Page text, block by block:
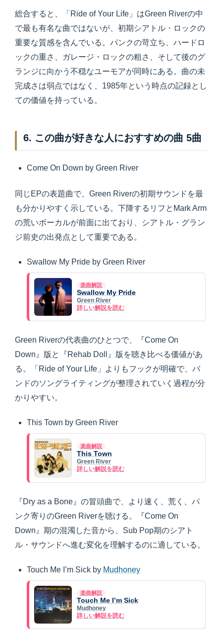
総合すると、「Ride of Your Life」はGreen Riverの中
で最も有名な曲ではないが、初期シアトル・ロックの
重要な質感を含んでいる。パンクの苛立ち、ハードロ
ックの重さ、ガレージ・ロックの粗さ、そして後のグ
ランジに向かう不穏なユーモアが同時にある。曲の未
完成さは弱点ではなく、1985年という時点の記録とし
ての価値を持っている。
6. この曲が好きな人におすすめの曲 5曲
Come On Down by Green River
同じEPの表題曲で、Green Riverの初期サウンドを最
も分かりやすく示している。下降するリフとMark Arm
の荒いボーカルが前面に出ており、シアトル・グラン
ジ前史の出発点として重要である。
Swallow My Pride by Green River
楽曲解説
Swallow My Pride
Green River
詳しい解説を読む
Green Riverの代表曲のひとつで、『Come On
Down』版と『Rehab Doll』版を聴き比べる価値があ
る。「Ride of Your Life」よりもフックが明確で、バ
ンドのソングライティングが整理されていく過程が分
かりやすい。
This Town by Green River
楽曲解説
This Town
Green River
詳しい解説を読む
『Dry as a Bone』の冒頭曲で、より速く、荒く、パ
ンク寄りのGreen Riverを聴ける。『Come On
Down』期の混濁した音から、Sub Pop期のシアト
ル・サウンドへ進む変化を理解するのに適している。
Touch Me I’m Sick by Mudhoney
楽曲解説
Touch Me I’m Sick
Mudhoney
詳しい解説を読む